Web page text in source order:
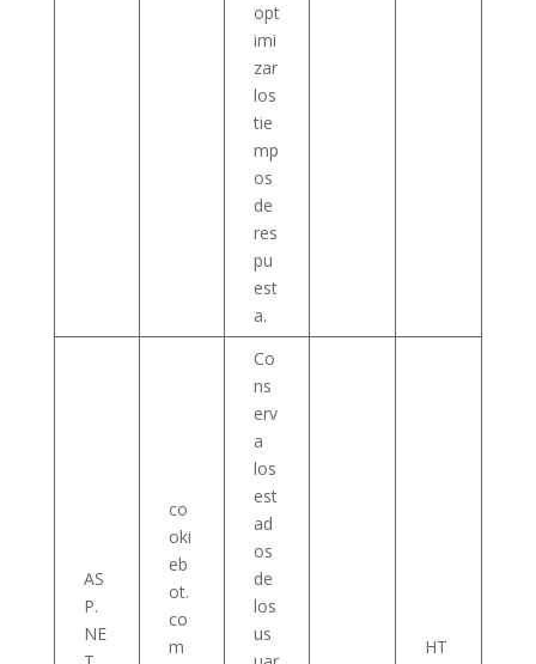
opt
imi
zar
los
tie
mp
os
de
res
pu
est
a.
AS
P.
NE
co
oki
eb
ot.
co
m
Co
ns
erv
a
los
est
ad
os
de
los
us
HT